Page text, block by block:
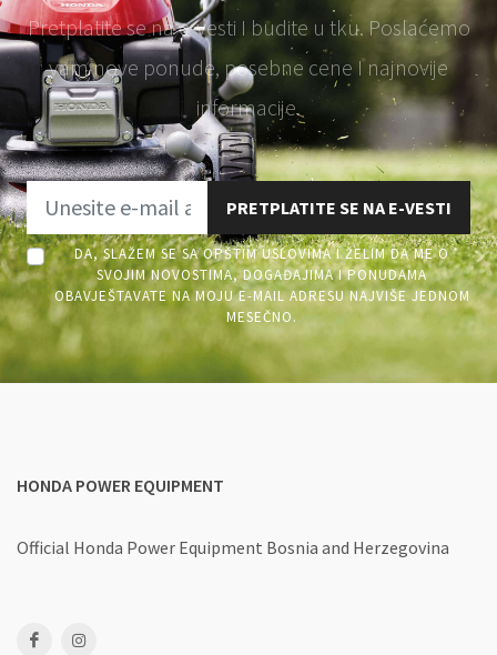
Pretplatite se na e-vesti I budite u tku. Poslaćemo
vam nove ponude, posebne cene I najnovije
informacije.
PRETPLATITE SE NA E-VESTI
DA, SLAŽEM SE SA OPŠTIM USLOVIMA I ŽELIM DA ME O
SVOJIM NOVOSTIMA, DOGAĐAJIMA I PONUDAMA
OBAVJEŠTAVATE NA MOJU E-MAIL ADRESU NAJVIŠE JEDNOM
MESEČNO.
HONDA POWER EQUIPMENT
Official Honda Power Equipment Bosnia and Herzegovina